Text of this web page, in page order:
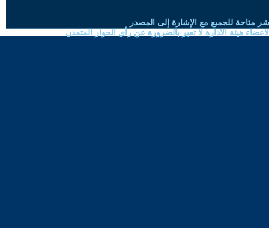
متاحة للجميع مع الإشارة إلى المصدر
هيئة الادارة لا تعبر بالضرورة عن رأي الحوار المتمدن